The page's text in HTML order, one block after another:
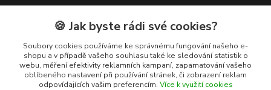
🍪 Jak byste rádi své cookies?
Soubory cookies používáme ke správnému fungování našeho e-
shopu a v případě vašeho souhlasu také ke sledování statistik o
webu, měření efektivity reklamních kampaní, zapamatování vašeho
oblíbeného nastavení při používání stránek, či zobrazení reklam
odpovídajících vašim preferencím. Více k využití cookies